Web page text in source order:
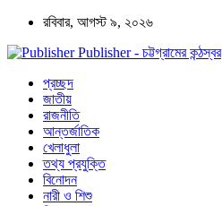
রবিবার, আগস্ট ৯, ২০২৬
Publisher - চট্টগ্রামের কন্ঠস্বর
প্রচ্ছদ
জাতীয়
রাজনীতি
আন্তর্জাতিক
খেলাধুলা
তথ্য প্রযুক্তি
বিনোদন
নারী ও শিশু